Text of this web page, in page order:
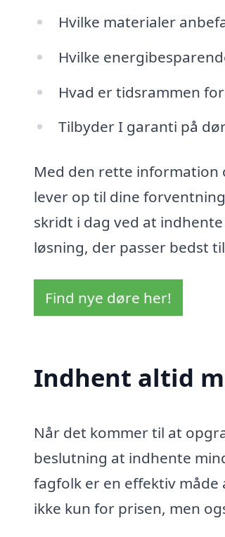
Hvilke materialer
Hvilke
Hvad er tidsrammen
Tilbyder I garanti på
Med den rette information
lever op til dine
skridt i dag ved at
løsning, der passer bedst
Find nye døre her!
Indhent altid
Når det kommer til at
beslutning at indhente
fagfolk er en effektiv
ikke kun for prisen, men